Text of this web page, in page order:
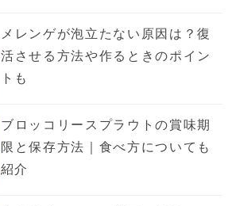
メレンゲが泡立たない原因は？復
活させる方法や作るときのポイン
トも
ブロッコリースプラウトの賞味期
限と保存方法｜食べ方についても
紹介